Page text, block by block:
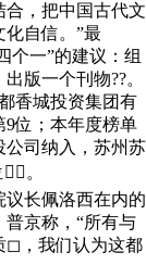
合，把中国古代文
化自信。”最
个一”的建议：组
版一个刊物??。
香城投资集团有
9位；本年度榜单
公司纳入，苏州苏
。
长佩洛西在内的
京称，“所有与
◻，我们认为这都